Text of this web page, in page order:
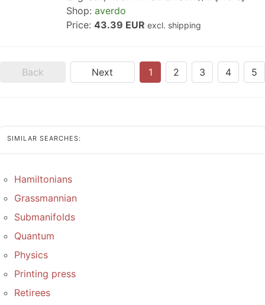
Shop: averdo
Price: 43.39 EUR excl. shipping
Back Next 1 2 3 4 5
SIMILAR SEARCHES:
Hamiltonians
Grassmannian
Submanifolds
Quantum
Physics
Printing press
Retirees